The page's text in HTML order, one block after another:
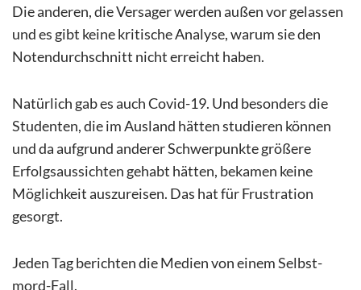
Die anderen, die Versager werden außen vor gelassen
und es gibt keine kritische Analyse, warum sie den
Notendurchschnitt nicht erreicht haben.
Natürlich gab es auch Covid-19. Und besonders die
Studenten, die im Ausland hätten studieren können
und da aufgrund anderer Schwerpunkte größere
Erfolgsaussichten gehabt hätten, bekamen keine
Möglichkeit auszureisen. Das hat für Frustration
gesorgt.
Jeden Tag berichten die Medien von einem Selbst-
mord-Fall.